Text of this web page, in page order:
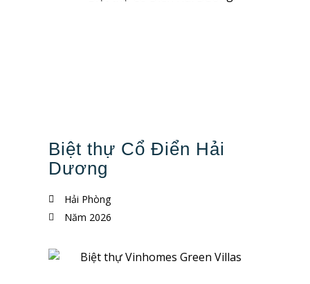
Biệt thự Cổ Điển Hải
Dương
Hải Phòng
Năm 2026